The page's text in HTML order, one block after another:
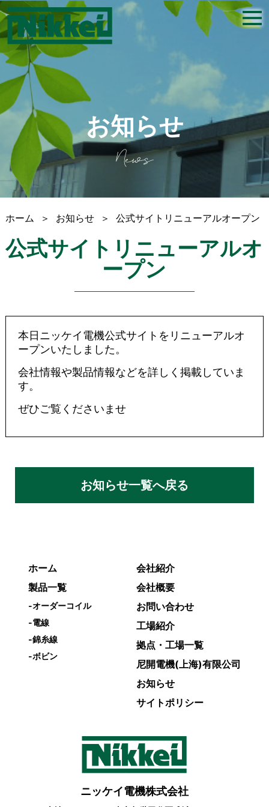
お知らせ
News
ホーム ＞ お知らせ ＞ 公式サイトリニューアルオープン
公式サイトリニューアルオ
ープン
本日ニッケイ電機公式サイトをリニューアルオ
ープンいたしました。
会社情報や製品情報などを詳しく掲載していま
す。
ぜひご覧くださいませ
お知らせ一覧へ戻る
ニッケイ電機株式会社
ホーム
製品一覧
-オーダーコイル
-電線
-錦糸線
-ボビン
会社紹介
会社概要
お問い合わせ
工場紹介
拠点・工場一覧
尼開電機(上海)有限公司
お知らせ
サイトポリシー